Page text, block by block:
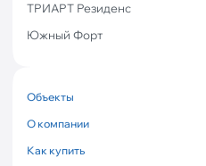
ТРИАРТ Резиденс
Южный Форт
Объекты
О компании
Как купить